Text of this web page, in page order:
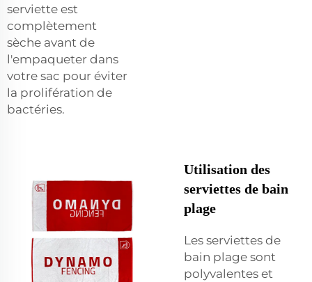
serviette est
complètement
sèche avant de
l'empaqueter dans
votre sac pour éviter
la prolifération de
bactéries.
Utilisation des
serviettes de bain
plage
Les serviettes de
bain plage sont
polyvalentes et